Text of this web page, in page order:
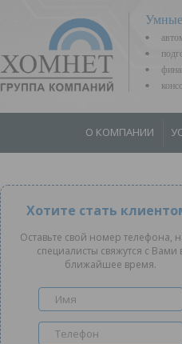
О КОМПАНИИ
Хотите стать
Оставьте свой номер телефона,
специалисты свяжутся с Вами
ближайшее время.